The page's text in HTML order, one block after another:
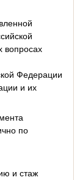
Федерации
и их
по
и стаж